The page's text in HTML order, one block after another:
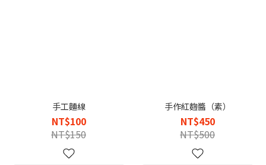
手工麵線
NT$100
NT$150
手作紅麴醬（素）
NT$450
NT$500